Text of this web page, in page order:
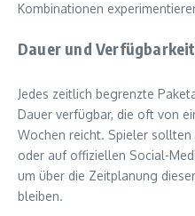
Kombinationen
Dauer und
Jedes zeitlich begrenzte
Dauer verfügbar, die oft von
Wochen reicht. Spieler
oder auf offiziellen Social-
um über die Zeitplanung
bleiben.